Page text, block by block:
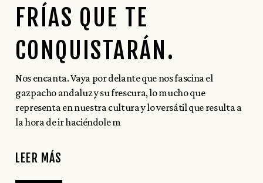
FRÍAS QUE TE
CONQUISTARÁN.
Nos encanta. Vaya por delante que nos fascina el
gazpacho andaluz y su frescura, lo mucho que
representa en nuestra cultura y lo versátil que resulta a
la hora de ir haciéndole m
LEER MÁS